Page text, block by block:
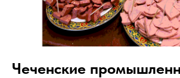
Чеченские